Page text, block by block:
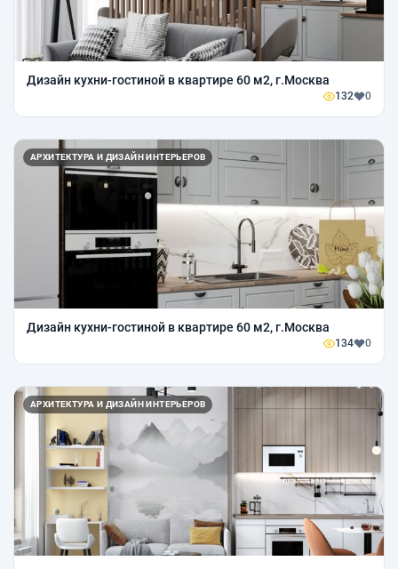
Дизайн кухни-гостиной в квартире 60 м2, г.Москва
132 0
АРХИТЕКТУРА И ДИЗАЙН ИНТЕРЬЕРОВ
Дизайн кухни-гостиной в квартире 60 м2, г.Москва
134 0
АРХИТЕКТУРА И ДИЗАЙН ИНТЕРЬЕРОВ